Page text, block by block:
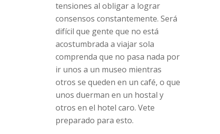
tensiones al obligar a lograr
consensos constantemente. Será
difícil que gente que no está
acostumbrada a viajar sola
comprenda que no pasa nada por
ir unos a un museo mientras
otros se queden en un café, o que
unos duerman en un hostal y
otros en el hotel caro. Vete
preparado para esto.